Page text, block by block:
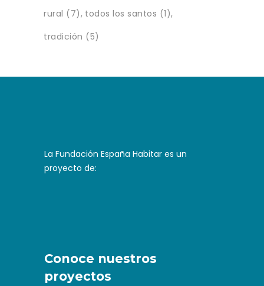
rural (7) todos los santos (1)
tradición (5)
La Fundación España Habitar es un
proyecto de:
Conoce nuestros
proyectos